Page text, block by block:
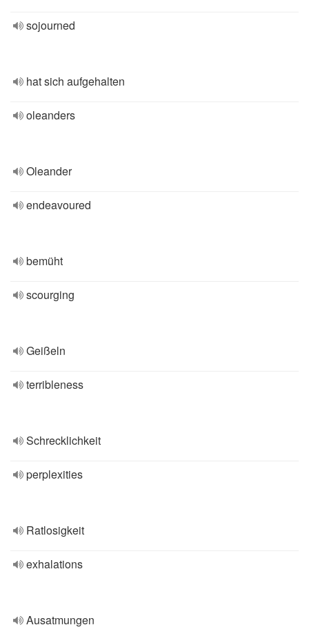
sojourned
hat sich aufgehalten
oleanders
Oleander
endeavoured
bemüht
scourging
Geißeln
terribleness
Schrecklichkeit
perplexities
Ratlosigkeit
exhalations
Ausatmungen